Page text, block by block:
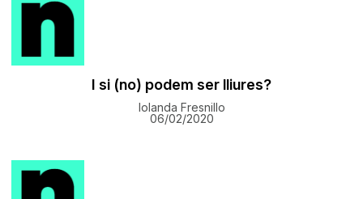
I si (no) podem ser lliures?
Iolanda Fresnillo
06/02/2020